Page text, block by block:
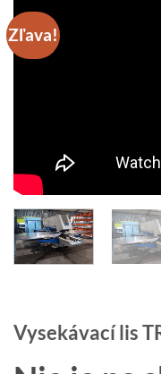
Zľava!
Vysekávací lis